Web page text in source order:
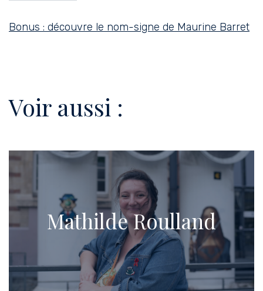
Bonus : découvre le nom-signe de Maurine Barret
Voir aussi :
Mathilde Roulland